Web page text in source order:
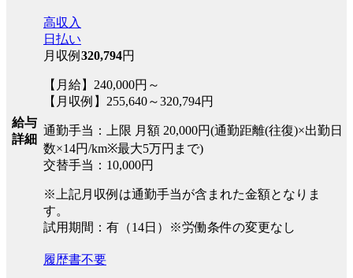
給与
詳細
高収入
日払い
月収例 320,794円
【月給】240,000円～
【月収例】255,640～320,794円
通勤手当：上限 月額 20,000円(通勤距離(往復)×出勤日
数×14円/km※最大5万円まで)
交替手当：10,000円
※上記月収例は通勤手当が含まれた金額となりま
す。
試用期間：有（14日）※労働条件の変更なし
履歴書不要